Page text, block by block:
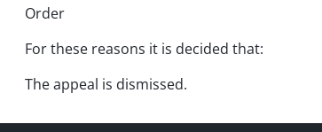
Order
For these reasons it is decided that:
The appeal is dismissed.